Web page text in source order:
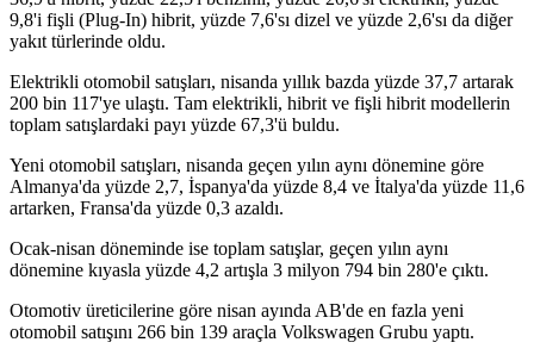
9,8'i fişli (Plug-In) hibrit, yüzde 7,6'sı dizel ve yüzde 2,6'sı da diğer
yakıt türlerinde oldu.
Elektrikli otomobil satışları, nisanda yıllık bazda yüzde 37,7 artarak
200 bin 117'ye ulaştı. Tam elektrikli, hibrit ve fişli hibrit modellerin
toplam satışlardaki payı yüzde 67,3'ü buldu.
Yeni otomobil satışları, nisanda geçen yılın aynı dönemine göre
Almanya'da yüzde 2,7, İspanya'da yüzde 8,4 ve İtalya'da yüzde 11,6
artarken, Fransa'da yüzde 0,3 azaldı.
Ocak-nisan döneminde ise toplam satışlar, geçen yılın aynı
dönemine kıyasla yüzde 4,2 artışla 3 milyon 794 bin 280'e çıktı.
Otomotiv üreticilerine göre nisan ayında AB'de en fazla yeni
otomobil satışını 266 bin 139 araçla Volkswagen Grubu yaptı.​​​​​​​